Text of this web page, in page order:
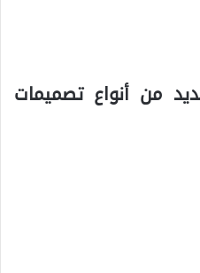
من أنواع تصميمات